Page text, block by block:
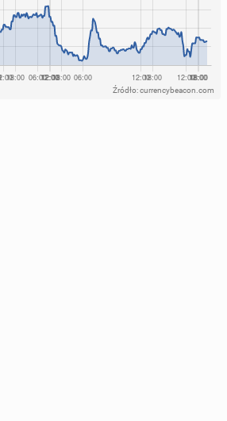
Źródło: currencybeacon.com